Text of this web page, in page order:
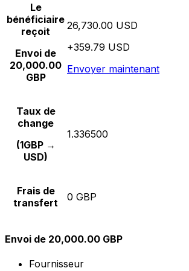
Le
bénéficiaire
reçoit
Envoi de
20,000.00
GBP
26,730.00 USD
+359.79 USD
Envoyer maintenant
Taux de
change
(1GBP →
USD)
1.336500
Frais de
transfert
0 GBP
Envoi de 20,000.00 GBP
Fournisseur